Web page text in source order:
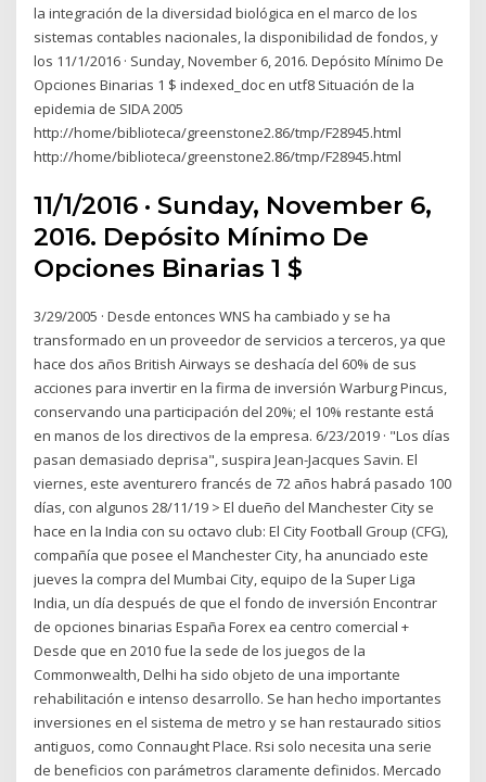
la integración de la diversidad biológica en el marco de los
sistemas contables nacionales, la disponibilidad de fondos, y
los 11/1/2016 · Sunday, November 6, 2016. Depósito Mínimo De
Opciones Binarias 1 $ indexed_doc en utf8 Situación de la
epidemia de SIDA 2005
http://home/biblioteca/greenstone2.86/tmp/F28945.html
http://home/biblioteca/greenstone2.86/tmp/F28945.html
11/1/2016 · Sunday, November 6,
2016. Depósito Mínimo De
Opciones Binarias 1 $
3/29/2005 · Desde entonces WNS ha cambiado y se ha
transformado en un proveedor de servicios a terceros, ya que
hace dos años British Airways se deshacía del 60% de sus
acciones para invertir en la firma de inversión Warburg Pincus,
conservando una participación del 20%; el 10% restante está
en manos de los directivos de la empresa. 6/23/2019 · "Los días
pasan demasiado deprisa", suspira Jean-Jacques Savin. El
viernes, este aventurero francés de 72 años habrá pasado 100
días, con algunos 28/11/19 > El dueño del Manchester City se
hace en la India con su octavo club: El City Football Group (CFG),
compañía que posee el Manchester City, ha anunciado este
jueves la compra del Mumbai City, equipo de la Super Liga
India, un día después de que el fondo de inversión Encontrar
de opciones binarias España Forex ea centro comercial +
Desde que en 2010 fue la sede de los juegos de la
Commonwealth, Delhi ha sido objeto de una importante
rehabilitación e intenso desarrollo. Se han hecho importantes
inversiones en el sistema de metro y se han restaurado sitios
antiguos, como Connaught Place. Rsi solo necesita una serie
de beneficios con parámetros claramente definidos. Mercado